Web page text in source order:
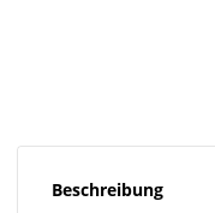
Beschreibung